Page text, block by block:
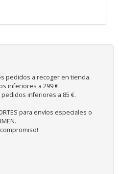
pedidos a recoger en tienda.
inferiores a 299 €.
inferiores a 85 €.
para envíos especiales o